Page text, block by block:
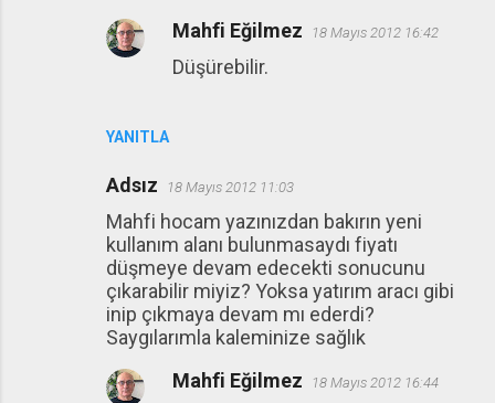
YANITLA
Mahfi Eğilmez 18 Mayıs 2012 16:42
Düşürebilir.
Adsız 18 Mayıs 2012 11:03
Mahfi hocam yazınızdan bakırın yeni
kullanım alanı bulunmasaydı fiyatı
düşmeye devam edecekti sonucunu
çıkarabilir miyiz? Yoksa yatırım aracı gibi
inip çıkmaya devam mı ederdi?
Saygılarımla kaleminize sağlık
Mahfi Eğilmez 18 Mayıs 2012 16:44